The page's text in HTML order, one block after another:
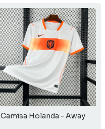
Camisa Holanda - Away